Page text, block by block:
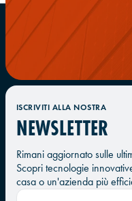
ISCRIVITI ALLA NOSTRA
NEWSLETTER
Rimani aggiornato sulle
Scopri tecnologie
casa o un'azienda più